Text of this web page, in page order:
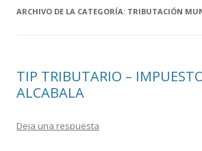
ARCHIVO DE LA CATEGORÍA: TRIBUTACIÓN
TIP TRIBUTARIO –
ALCABALA
Deja una respuesta